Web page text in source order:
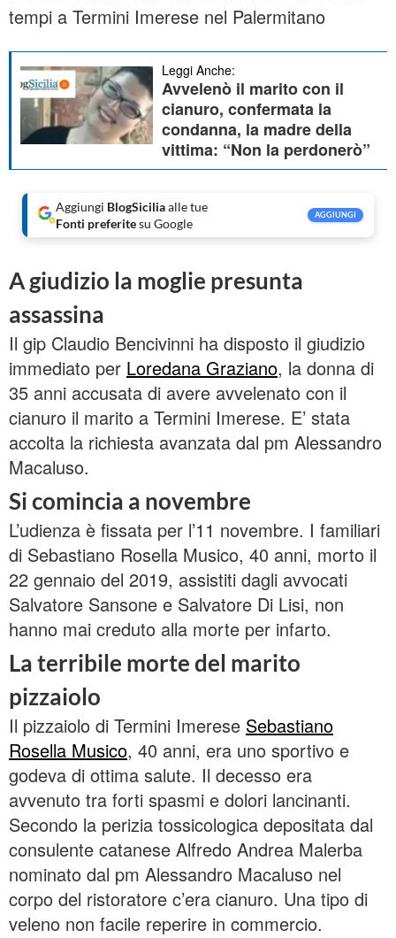
tempi a Termini Imerese nel Palermitano
Leggi Anche:
Avvelenò il marito con il
cianuro, confermata la
condanna, la madre della
vittima: “Non la perdonerò”
Aggiungi BlogSiciliaalle tue
Fonti preferitesu Google
AGGIUNGI
A giudizio la moglie presunta
assassina
Il gip Claudio Bencivinni ha disposto il giudizio
immediato per Loredana Graziano, la donna di
35 anni accusata di avere avvelenato con il
cianuro il marito a Termini Imerese. E’ stata
accolta la richiesta avanzata dal pm Alessandro
Macaluso.
Si comincia a novembre
L’udienza è fissata per l’11 novembre. I familiari
di Sebastiano Rosella Musico, 40 anni, morto il
22 gennaio del 2019, assistiti dagli avvocati
Salvatore Sansone e Salvatore Di Lisi, non
hanno mai creduto alla morte per infarto.
La terribile morte del marito
pizzaiolo
Il pizzaiolo di Termini Imerese Sebastiano
Rosella Musico, 40 anni, era uno sportivo e
godeva di ottima salute. Il decesso era
avvenuto tra forti spasmi e dolori lancinanti.
Secondo la perizia tossicologica depositata dal
consulente catanese Alfredo Andrea Malerba
nominato dal pm Alessandro Macaluso nel
corpo del ristoratore c’era cianuro. Una tipo di
veleno non facile reperire in commercio.